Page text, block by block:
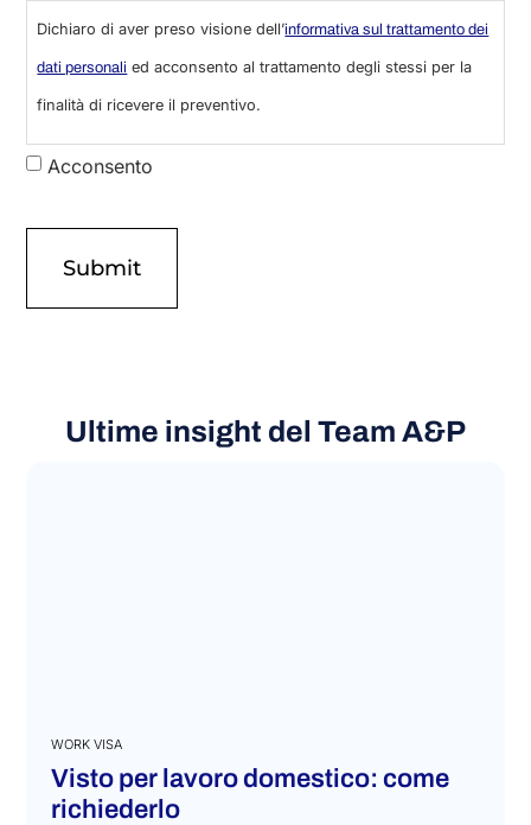
Dichiaro di aver preso visione dell’informativa sul trattamento dei
dati personali ed acconsento al trattamento degli stessi per la
finalità di ricevere il preventivo.
Acconsento
Ultime insight del Team A&P
WORK VISA
Visto per lavoro domestico: come
richiederlo